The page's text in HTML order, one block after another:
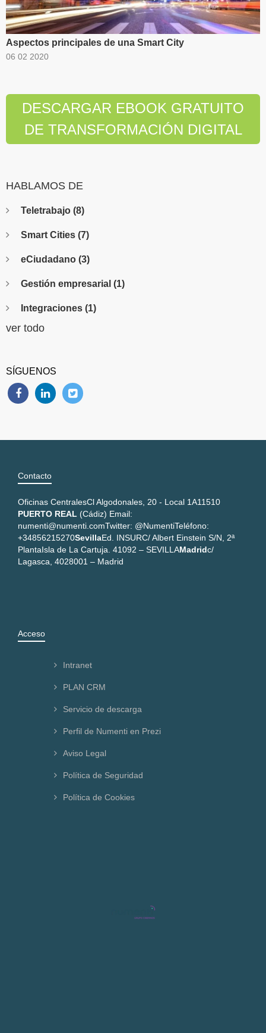
Aspectos principales de una Smart City
06 02 2020
DESCARGAR EBOOK GRATUITO
DE TRANSFORMACIÓN DIGITAL
HABLAMOS DE
Teletrabajo (8)
Smart Cities (7)
eCiudadano (3)
Gestión empresarial (1)
Integraciones (1)
ver todo
SÍGUENOS
Contacto
Oficinas CentralesCl Algodonales, 20 - Local 1A11510
PUERTO REAL (Cádiz) Email:
numenti@numenti.comTwitter: @NumentiTeléfono:
+34856215270SevillaEd. INSURC/ Albert Einstein S/N, 2ª
PlantaIsla de La Cartuja. 41092 – SEVILLAMadridc/
Lagasca, 4028001 – Madrid
Acceso
Intranet
PLAN CRM
Servicio de descarga
Perfil de Numenti en Prezi
Aviso Legal
Política de Seguridad
Política de Cookies